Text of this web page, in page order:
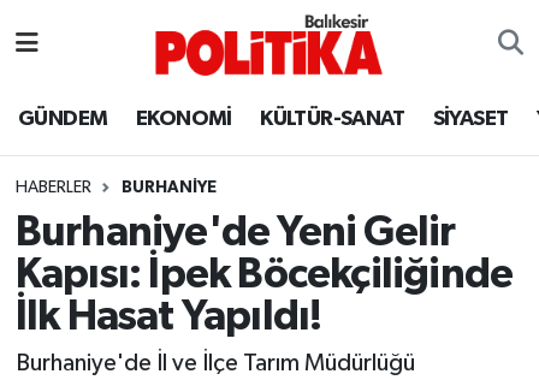
GÜNDEM EKONOMİ KÜLTÜR-SANAT SİYASET
HABERLER BURHANIYE
Burhaniye'de Yeni Gelir
Kapısı: İpek Böcekçiliğinde
İlk Hasat Yapıldı!
Burhaniye'de İl ve İlçe Tarım Müdürlüğü
Ayvalık
Balya
Bandırma
Bigadiç
Balıkesir Hava Durumu
Balıkesir Namaz Vakitleri
Balıkesir Trafik Yoğunluk Haritası
Süper Lig Puan Durumu ve Fikstür